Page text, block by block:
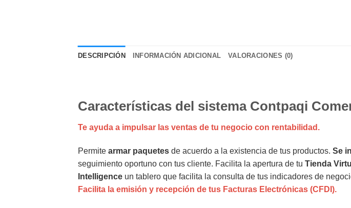
DESCRIPCIÓN INFORMACIÓN ADICIONAL VALORACIONES (0)
Características del sistema Contpaqi
Te ayuda a impulsar las ventas de tu negocio con rentabilidad.
Permite armar paquetes de acuerdo a la existencia de tus productos. Se
seguimiento oportuno con tus cliente. Facilita la apertura de tu Tienda
Intelligence un tablero que facilita la consulta de tus indicadores de
Facilita la emisión y recepción de tus Facturas Electrónicas (CFDI).